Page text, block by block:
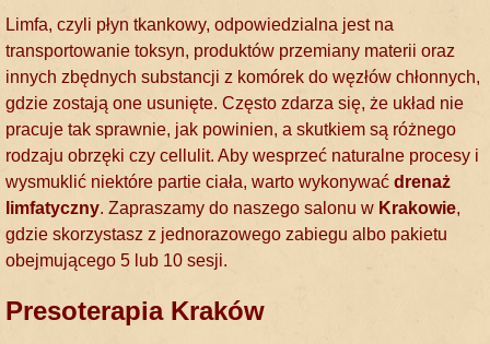
Limfa, czyli płyn tkankowy, odpowiedzialna jest na
transportowanie toksyn, produktów przemiany materii oraz
innych zbędnych substancji z komórek do węzłów chłonnych,
gdzie zostają one usunięte. Często zdarza się, że układ nie
pracuje tak sprawnie, jak powinien, a skutkiem są różnego
rodzaju obrzęki czy cellulit. Aby wesprzeć naturalne procesy i
wysmuklić niektóre partie ciała, warto wykonywać drenaż
limfatyczny. Zapraszamy do naszego salonu w Krakowie,
gdzie skorzystasz z jednorazowego zabiegu albo pakietu
obejmującego 5 lub 10 sesji.
Presoterapia Kraków